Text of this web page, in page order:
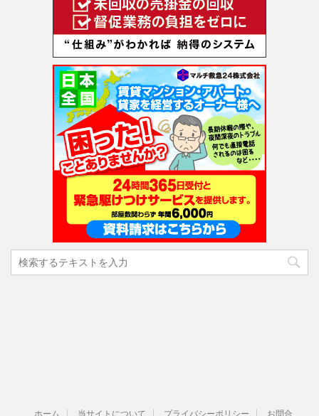
ホーム 当サイトについて プライバシーポリシー お問合